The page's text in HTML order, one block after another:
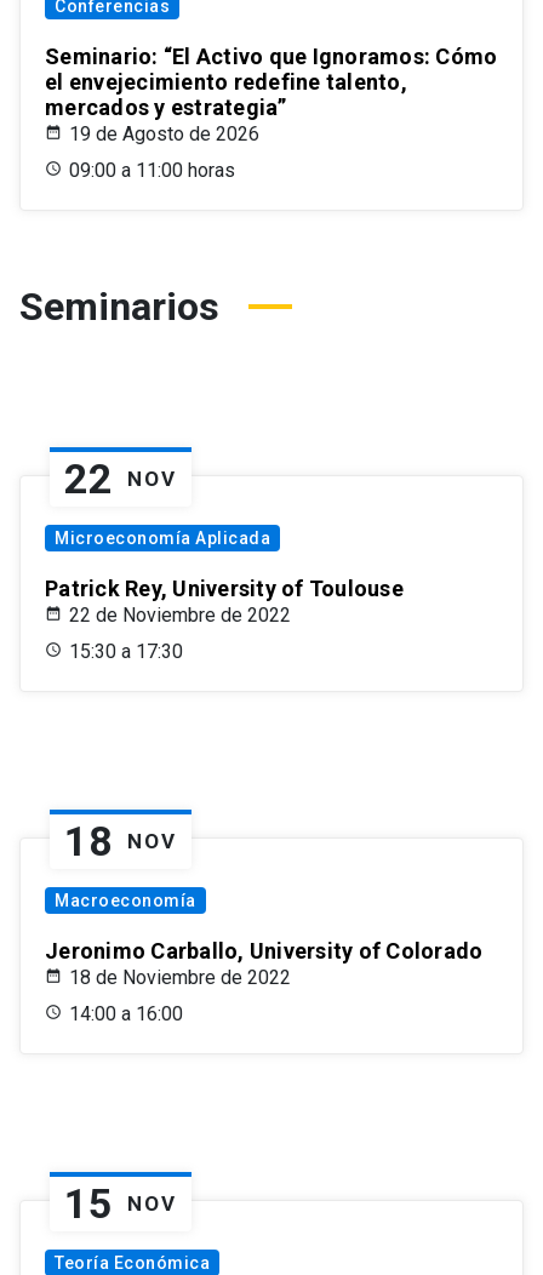
Conferencias
Seminario: “El Activo que Ignoramos: Cómo
el envejecimiento redefine talento,
mercados y estrategia”
19 de Agosto de 2026
09:00 a 11:00 horas
Seminarios
22 NOV
Microeconomía Aplicada
Patrick Rey, University of Toulouse
22 de Noviembre de 2022
15:30 a 17:30
18 NOV
Macroeconomía
Jeronimo Carballo, University of Colorado
18 de Noviembre de 2022
14:00 a 16:00
15 NOV
Teoría Económica